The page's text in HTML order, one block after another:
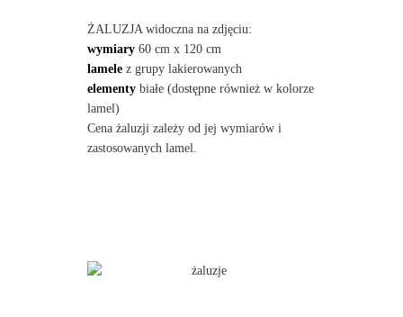
ŻALUZJA widoczna na zdjęciu:
wymiary60 cm x 120 cm
lamelez grupy lakierowanych
elementybiałe (dostępne również w kolorze
lamel)
Cena żaluzji zależy od jej wymiarów i
zastosowanych lamel.